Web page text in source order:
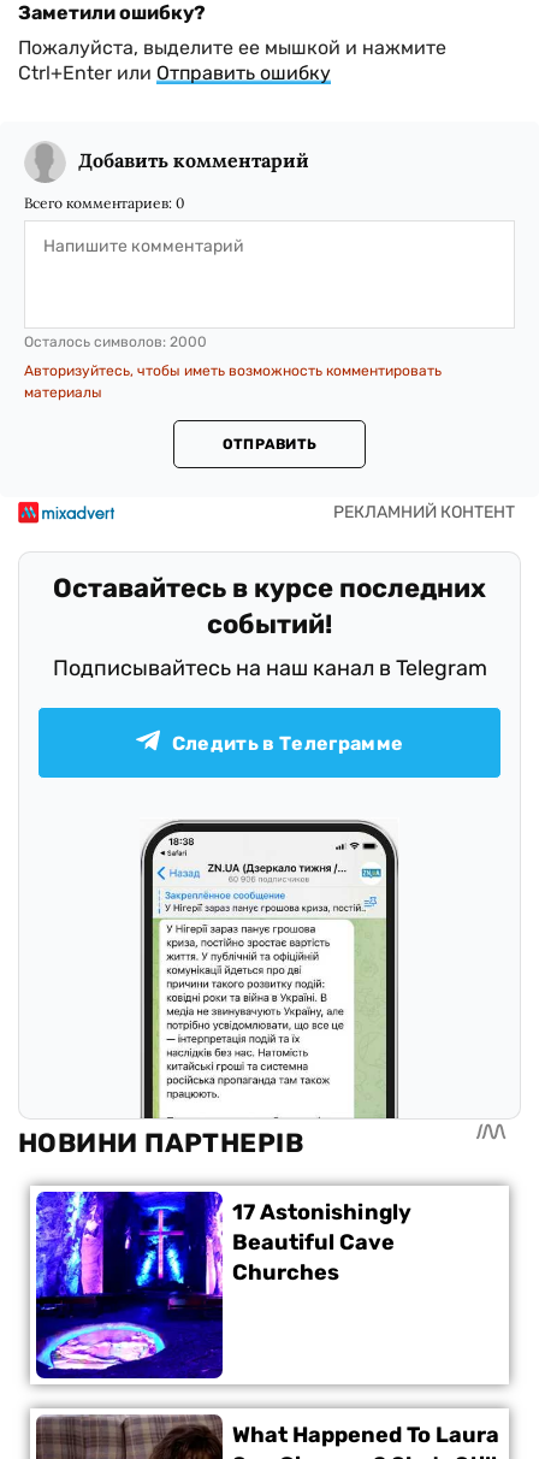
Заметили ошибку?
Пожалуйста, выделите ее мышкой и нажмите
Ctrl+Enter или Отправить ошибку
Добавить комментарий
Всего комментариев: 0
Осталось символов: 2000
Авторизуйтесь, чтобы иметь возможность комментировать
материалы
ОТПРАВИТЬ
Оставайтесь в курсе последних
событий!
Подписывайтесь на наш канал в Telegram
Следить в Телеграмме